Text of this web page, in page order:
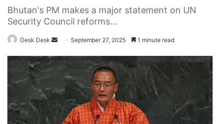
Bhutan's PM makes a major statement on UN
Security Council reforms...
Desk Desk
SendSeptember 27, 2025 1 minute read